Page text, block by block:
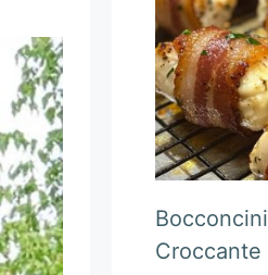
Croccante